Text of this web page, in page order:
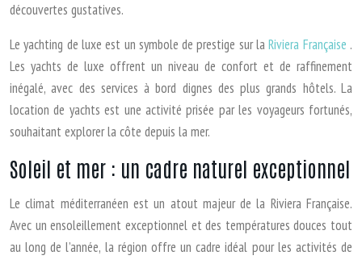
découvertes gustatives.
Le yachting de luxe est un symbole de prestige sur laRiviera Française .
Les yachts de luxe offrent un niveau de confort et de raffinement
inégalé, avec des services à bord dignes des plus grands hôtels. La
location de yachts est une activité prisée par les voyageurs fortunés,
souhaitant explorer la côte depuis la mer.
Soleil et mer : un cadre naturel exceptionnel
Le climat méditerranéen est un atout majeur de la Riviera Française.
Avec un ensoleillement exceptionnel et des températures douces tout
au long de l’année, la région offre un cadre idéal pour les activités de